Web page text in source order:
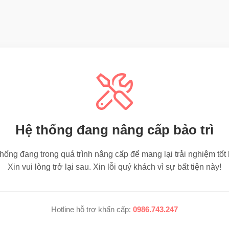
Hệ thống đang nâng cấp bảo trì
đang trong quá trình nâng cấp để mang lại trải nghiệm tốt
Xin vui lòng trở lại sau. Xin lỗi quý khách vì sự bất tiện này!
Hotline hỗ trợ khẩn cấp: 0986.743.247